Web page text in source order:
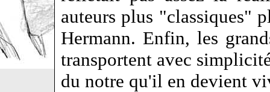
auteurs plus "classiques"
Hermann. Enfin, les
transportent avec
du notre qu'il en devient